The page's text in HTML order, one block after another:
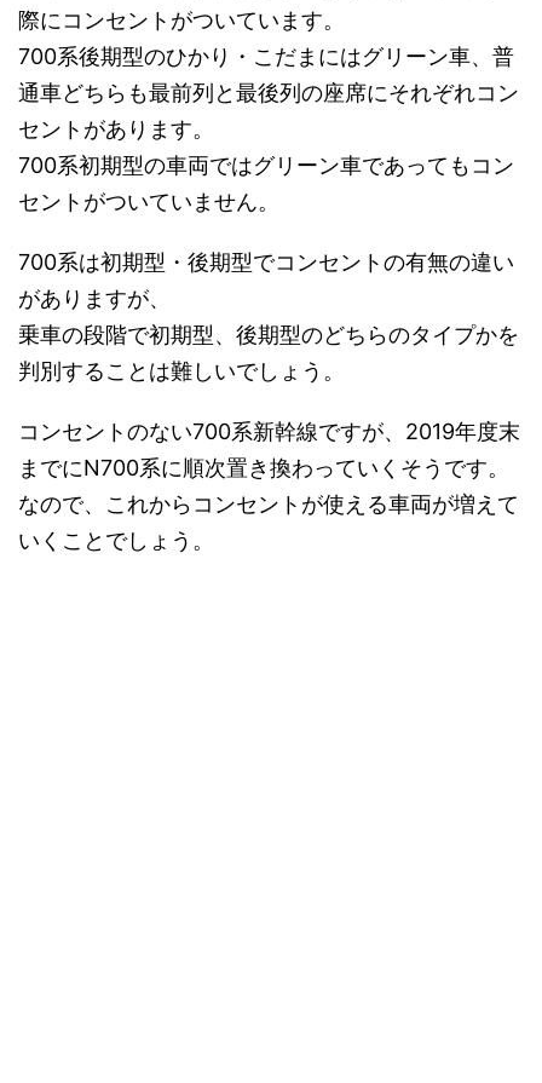
際にコンセントがついています。
700系後期型のひかり・こだまにはグリーン車、普
通車どちらも最前列と最後列の座席にそれぞれコン
セントがあります。
700系初期型の車両ではグリーン車であってもコン
セントがついていません。
700系は初期型・後期型でコンセントの有無の違い
がありますが、
乗車の段階で初期型、後期型のどちらのタイプかを
判別することは難しいでしょう。
コンセントのない700系新幹線ですが、2019年度末
までにN700系に順次置き換わっていくそうです。
なので、これからコンセントが使える車両が増えて
いくことでしょう。